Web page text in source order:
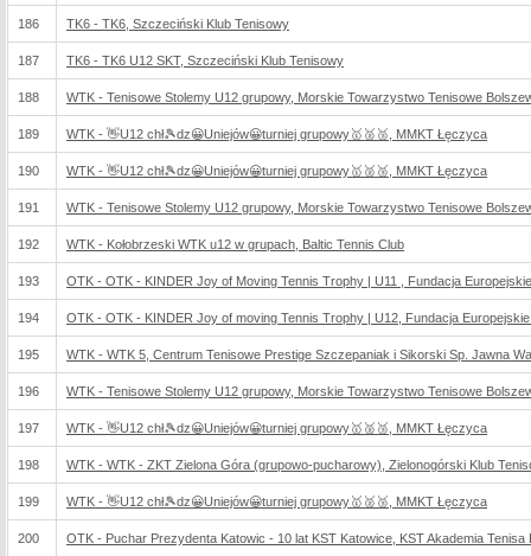
186 TK6 - TK6, Szczeciński Klub Tenisowy
187 TK6 - TK6 U12 SKT, Szczeciński Klub Tenisowy
188 WTK - Tenisowe Stolemy U12 grupowy, Morskie Towarzystwo Tenisowe
189 WTK - 👋U12 chł🎾dz😀Uniejów😀turniej grupowy🥇🥈🥉, MMKT Łęczyca
190 WTK - 👋U12 chł🎾dz😀Uniejów😀turniej grupowy🥇🥈🥉, MMKT Łęczyca
191 WTK - Tenisowe Stolemy U12 grupowy, Morskie Towarzystwo Tenisowe
192 WTK - Kołobrzeski WTK u12 w grupach, Baltic Tennis Club
193 OTK - OTK - KINDER Joy of Moving Tennis Trophy | U11 , Fundacja
194 OTK - OTK - KINDER Joy of moving Tennis Trophy | U12, Fundacja
195 WTK - WTK 5, Centrum Tenisowe Prestige Szczepaniak i Sikorski Sp. Jawna
196 WTK - Tenisowe Stolemy U12 grupowy, Morskie Towarzystwo Tenisowe
197 WTK - 👋U12 chł🎾dz😀Uniejów😀turniej grupowy🥇🥈🥉, MMKT Łęczyca
198 WTK - WTK - ZKT Zielona Góra (grupowo-pucharowy), Zielonogórski Klub
199 WTK - 👋U12 chł🎾dz😀Uniejów😀turniej grupowy🥇🥈🥉, MMKT Łęczyca
200 OTK - Puchar Prezydenta Katowic - 10 lat KST Katowice, KST Akademia Tenisa